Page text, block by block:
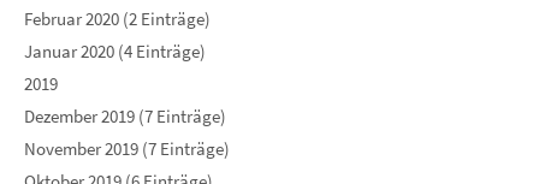
Februar 2020 (2 Einträge)
Januar 2020 (4 Einträge)
2019
Dezember 2019 (7 Einträge)
November 2019 (7 Einträge)